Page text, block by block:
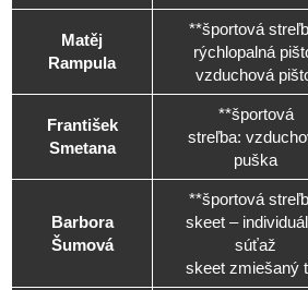
Matěj
Rampula
**športová
rýchlopalná
vzduchová
František
Smetana
**športová
streľba:
puška
Barbora
Šumová
**športová
skeet –
súťaž
skeet zmiešaný